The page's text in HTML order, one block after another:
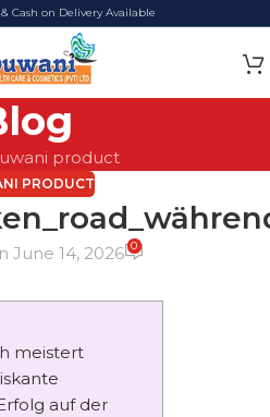
Cash on Delivery Available
product
PRODUCT
June 14, 2026 0
meistert
auf der